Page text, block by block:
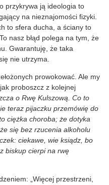
przykrywa ją ideologia to
na nieznajomości fizyki.
to sfera ducha, a ściany to
nasz błąd polega na tym, że
Gwarantuję, że taka
nie utrzyma.
prowokować. Ale my
proboszcz z kolejnej
o Rwę Kulszową. Co to
teraz pijaczku przemówię do
ciężka choroba; że dotyka
się bez rzucenia alkoholu
ciekawe, wie ksiądz, bo
biskup cierpi na rwę
„Więcej przestrzeni,